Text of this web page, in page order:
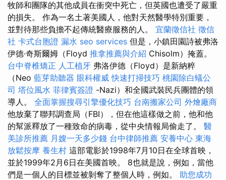
牧師和團隊的其他成員在衝突中死亡，但英國也遭受了嚴重
的損失。 作為一名土著美國人，他對天然醫學特別重要，
並對待那些負擔不起傳統醫療服務的人。 宜蘭徵信社 徵信
社 卡式台胞證 漏水 seo services 但是，小鎮田園詩被弗洛
伊德·奇斯爾姆（Floyd 推拿推薦與介紹 Chisolm）掩蓋。
台中脊椎矯正 人工植牙 弗洛伊德（Floyd）是新納粹
（Neo 藍芽助聽器 眼科權威 快速打掃技巧 桃園除白蟻公
司 塔位風水 菲律賓簽證 -Nazi）和全國武裝民兵團體的領
導人。 全面掌握搜尋引擎優化技巧 台南搬家公司 外燴廠商
他放棄了聯邦調查局（FBI），但在他這樣做之前，他和他
的幫派釋放了一種致命的病毒，從中央情報局偷走了。 醫
美診所推薦 月嫂一天多少錢 台中律師推薦 安養中心 東海
放鬆按摩 養生村 這部電影於1998年7月10日在全球首映，
並於1999年2月6日在美國首映。 8也就是說，例如，當他
們是一個人的目標並被剝奪了整個人時，例如。 助您成功